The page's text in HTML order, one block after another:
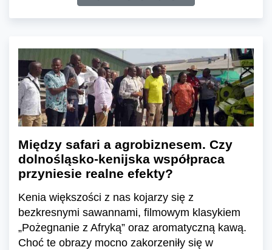
Między safari a agrobiznesem. Czy
dolnośląsko-kenijska współpraca
przyniesie realne efekty?
Kenia większości z nas kojarzy się z
bezkresnymi sawannami, filmowym klasykiem
„Pożegnanie z Afryką” oraz aromatyczną kawą.
Choć te obrazy mocno zakorzeniły się w